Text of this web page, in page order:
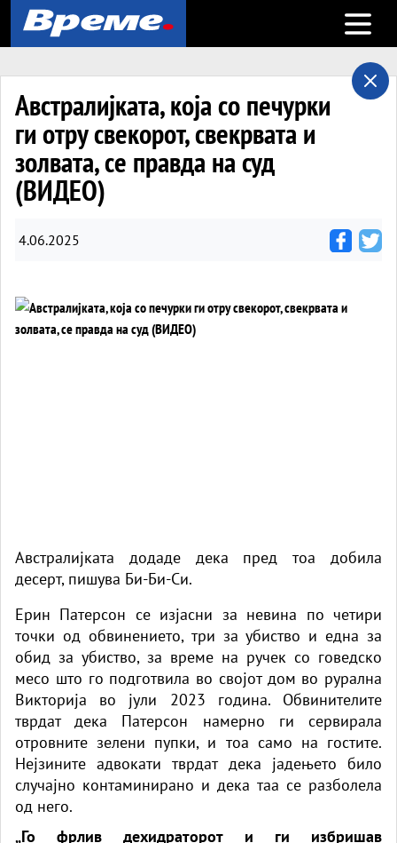
Open
Австралијката, која со печурки
ги отру свекорот, свекрвата и
золвата, се правда на суд
(ВИДЕО)
4.06.2025
Австралијката додаде дека пред тоа добила
десерт, пишува Би-Би-Си.
Ерин Патерсон се изјасни за невина по четири
точки од обвинението, три за убиство и една за
обид за убиство, за време на ручек со говедско
месо што го подготвила во својот дом во рурална
Викторија во јули 2023 година. Обвинителите
тврдат дека Патерсон намерно ги сервирала
отровните зелени пупки, и тоа само на гостите.
Нејзините адвокати тврдат дека јадењето било
случајно контаминирано и дека таа се разболела
од него.
„Го фрлив дехидраторот и ги избришав